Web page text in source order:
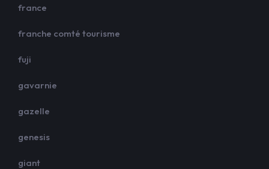
france
franche comté tourisme
fuji
gavarnie
gazelle
genesis
giant